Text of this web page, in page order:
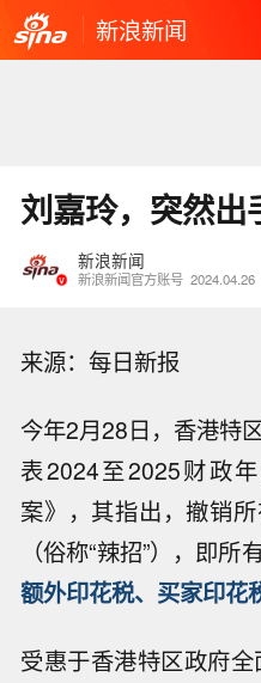
新浪新闻
刘嘉玲，突然出
新浪新闻
新浪新闻官方账号 2024.04.26
来源：每日新报
今年2月28日，香港特
表2024至2025财政
案》，其指出，撤销
（俗称“辣招”），即
额外印花税、买家印花
受惠于香港特区政府全